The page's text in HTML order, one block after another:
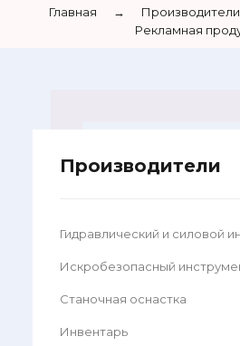
Главная → Производители
Рекламная
Производители
Гидравлический и силовой
Искробезопасный
Станочная оснастка
Инвентарь